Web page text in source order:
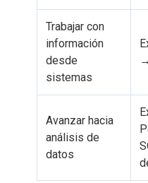
Trabajar con
información
desde
sistemas
Avanzar hacia
análisis de
datos